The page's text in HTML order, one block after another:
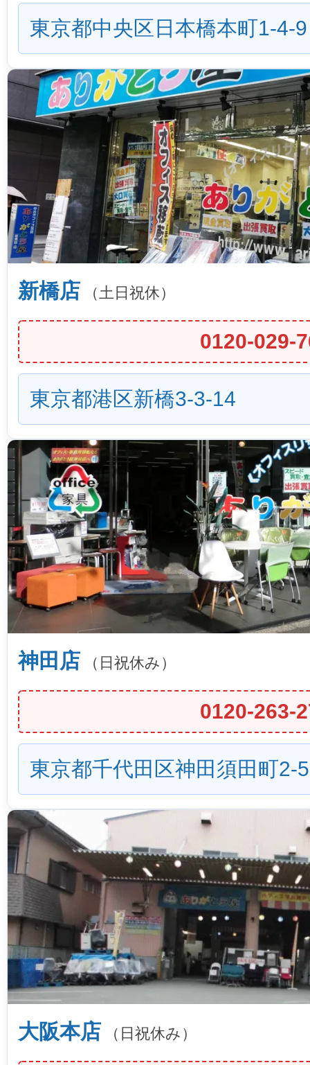
東京都中央区日本橋本町1-4-9
新橋店 （土日祝休）
0120-029-
東京都港区新橋3-3-14
神田店 （日祝休み）
0120-263-
東京都千代田区神田須田町2-
大阪本店 （日祝休み）